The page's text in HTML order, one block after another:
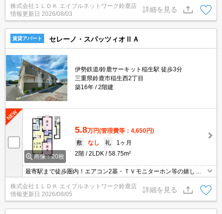
株式会社１ＬＤＫ エイブルネットワーク鈴鹿店
情報更新日 2026/08/03
詳細を見る
賃貸アパート セレーノ・スパッツィオⅡＡ
伊勢鉄道/鈴鹿サーキット稲生駅 徒歩3分
三重県鈴鹿市稲生西2丁目
築16年
2階建
画像：20枚
5.8万円(管理費等：4,650円)
敷
なし 礼
1ヶ月
2階
2LDK 58.75m²
最寄駅まで徒歩圏内！エアコン2基・ＴＶモニターホン等の嬉しい
設備★
株式会社１ＬＤＫ エイブルネットワーク鈴鹿店
情報更新日 2026/08/05
詳細を見る